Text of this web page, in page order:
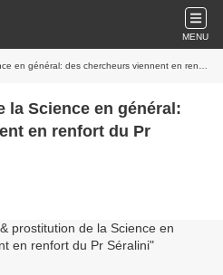
MENU
des chercheurs viennent en renfort du Pr Séralini
la Science en général:
en renfort du Pr